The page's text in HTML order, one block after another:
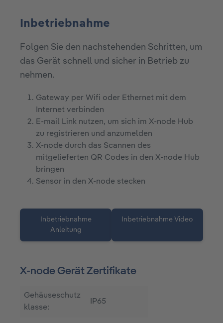
Inbetriebnahme
Folgen Sie den nachstehenden Schritten, um
das Gerät schnell und sicher in Betrieb zu
nehmen.
Gateway per Wifi oder Ethernet mit dem
Internet verbinden
E-mail Link nutzen, um sich im X-node Hub
zu registrieren und anzumelden
X-node durch das Scannen des
mitgelieferten QR Codes in den X-node Hub
bringen
Sensor in den X-node stecken
Inbetriebnahme
Anleitung
Inbetriebnahme Video
X-node Gerät Zertifikate
Gehäuseschutz
klasse:
IP65